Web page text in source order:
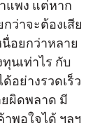
แพง แต่หาก
ว่าจะต้องเสีย
อยกว่าหลาย
นเท่าไร กับ
อย่างรวดเร็ว
ผิดพลาด มี
พอใจได้ ฯลฯ